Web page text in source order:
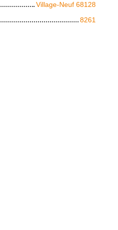
Village-Neuf 68128
8261